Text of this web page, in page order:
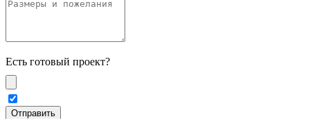
Есть готовый проект?